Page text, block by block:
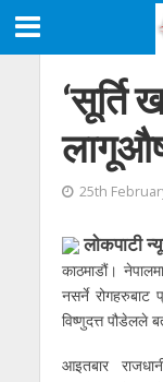
‘सूर्ति
25th
लाेकपाटी
काठमाडौं।
नसर्ने रोगहरुबाट
विष्णुदत्त पौडेलले
आइतबार